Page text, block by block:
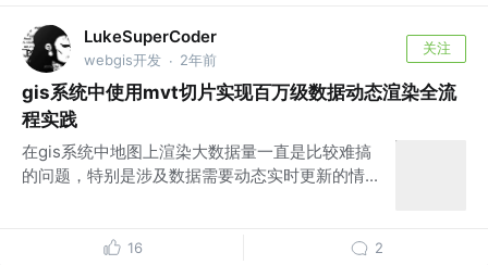
LukeSuperCoder
webgis开发 · 2年前
关注
gis系统中使用mvt切片实现百万级数据动态渲染全流
程实践
在gis系统中地图上渲染大数据量一直是比较难搞
的问题，特别是涉及数据需要动态实时更新的情...
16 2